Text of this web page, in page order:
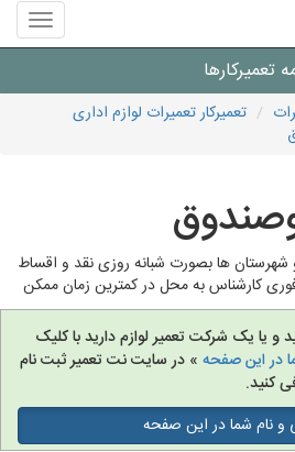
منوی
سایت
تعمیر
تعمیرکارها
تعمیرات لوازم
تعمیرکار تعمیرات لوازم اداری
شهرستان ها بصورت شبانه روزی نقد و اقساط
فوری کارشناس به محل در کمترین زمان ممکن
و یا یک شرکت تعمیر لوازم دارید با کلیک
در این صفحه » در سایت نت تعمیر ثبت نام
کنید.
و نام شما در این صفحه